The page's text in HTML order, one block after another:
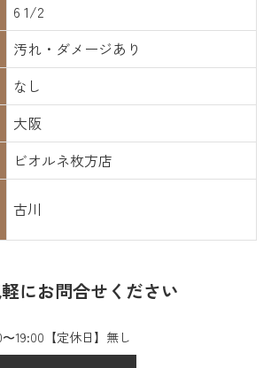
6 1/2
汚れ・ダメージあり
なし
大阪
ビオルネ枚方店
古川
にお問合せください
〜19:00【定休日】無し